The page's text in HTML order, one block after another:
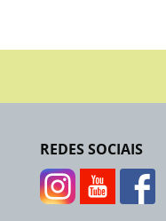
REDES SOCIAIS